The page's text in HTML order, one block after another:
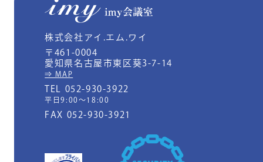
株式会社アイ.エム.ワイ
〒461-0004
愛知県名古屋市東区葵3-7-14
⇒ MAP
TEL 052-930-3922
平日9:00～18:00
FAX 052-930-3921